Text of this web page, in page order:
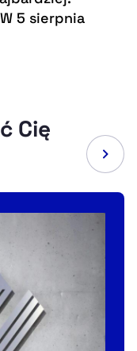
5 sierpnia
Cię